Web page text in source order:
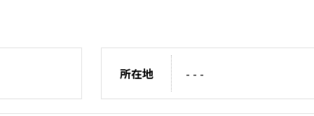
所在地 - - -